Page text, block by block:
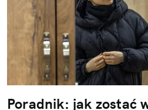
Poradnik: jak zostać